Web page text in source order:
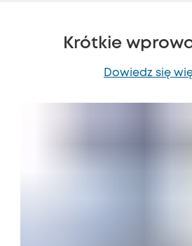
Krótkie
Dowiedz się